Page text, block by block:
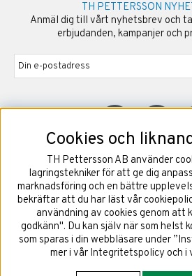
TH PETTERSSON
Anmäl dig till vårt nyhetsbrev och
erbjudanden, kampanjer och
©2026Copyright TH
Cookies och
TH Pettersson AB använder
lagringstekniker för att ge dig
marknadsföring och en bättre
bekräftar att du har läst vår
användning av cookies genom att
godkänn". Du kan själv när som helst
som sparas i din webbläsare under
mer i vår Integritetspolicy och i